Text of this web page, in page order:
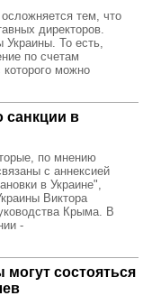
тем, что
директоров.
То есть,
по счетам
можно
санкции в
по мнению
с аннексией
в Украине",
Виктора
Крыма. В
-
состояться